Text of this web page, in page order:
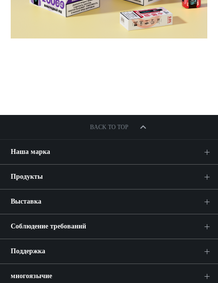
BACK TO TOP
Наша марка
Продукты
Выставка
Соблюдение требований
Поддержка
многоязычие